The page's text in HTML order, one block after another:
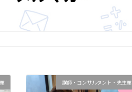
講師・コンサルタント・先生業